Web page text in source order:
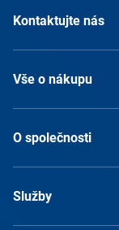
Kontaktujte nás
Vše o nákupu
O společnosti
Služby